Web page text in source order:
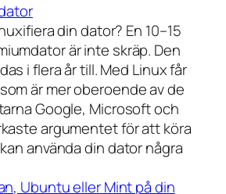
din dator? En 10–15
är inte skräp. Den
i flera år till. Med Linux får
är mer oberoende av de
Google, Microsoft och
argumentet för att köra
använda din dator några
Ubuntu eller Mint på din